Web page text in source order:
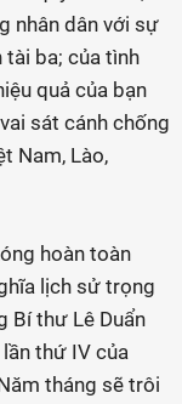
nhân dân với sự
ba; của tình
quả của bạn
sát cánh chống
Nam, Lào,
hoàn toàn
lịch sử trọng
Bí thư Lê Duẩn
thứ IV của
tháng sẽ trôi